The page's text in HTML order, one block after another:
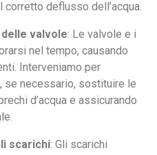
deflusso dell’acqua.
valvole: Le valvole e i
nel tempo, causando
Interveniamo per
se necessario, sostituire le
d’acqua e assicurando
scarichi: Gli scarichi